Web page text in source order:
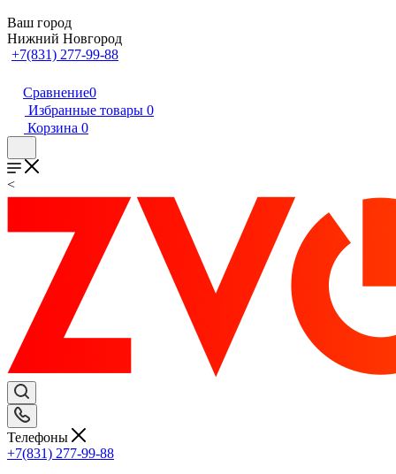
Ваш город
Нижний Новгород
+7(831) 277-99-88
Сравнение0
Избранные товары 0
Корзина 0
<
Телефоны
+7(831) 277-99-88